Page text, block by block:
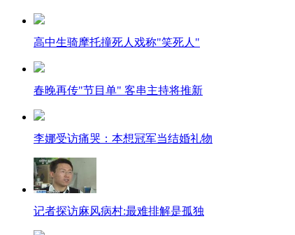
高中生骑摩托撞死人戏称"笑死人"
春晚再传"节目单" 客串主持将推新
李娜受访痛哭：本想冠军当结婚礼物
记者探访麻风病村:最难排解是孤独